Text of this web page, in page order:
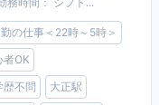
の仕事＜22時～5時＞
者OK
歴不問
大正駅